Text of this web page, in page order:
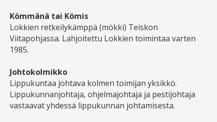
Kömmänä tai Kömis
Lokkien retkeilykämppä (mökki) Teiskon
Viitapohjassa. Lahjoitettu Lokkien toimintaa varten
1985.
Johtokolmikko
Lippukuntaa johtava kolmen toimijan yksikkö.
Lippukunnanjohtaja, ohjelmajohtaja ja pestijohtaja
vastaavat yhdessä lippukunnan johtamisesta.